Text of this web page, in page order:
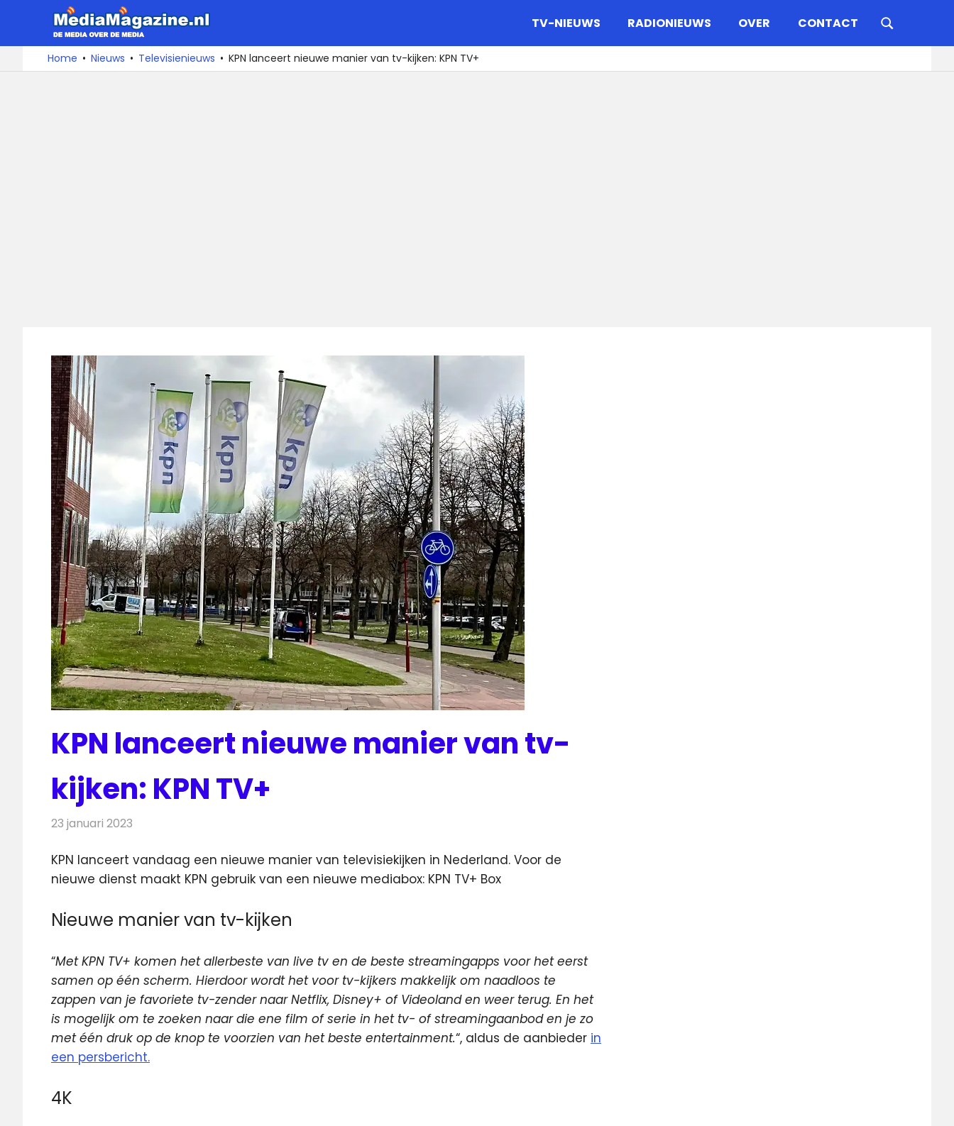
naar
De
media
over
TV-NIEUWS RADIONIEUWS OVER CONTACT
Home Nieuws Televisienieuws KPN lanceert nieuwe manier van tv-kijken: KPN TV+
KPN lanceert nieuwe manier van tv-
kijken: KPN TV+
23 januari 2023
KPN lanceert vandaag een nieuwe manier van televisiekijken in Nederland. Voor de
nieuwe dienst maakt KPN gebruik van een nieuwe mediabox: KPN TV+ Box
Nieuwe manier van tv-kijken
“Met KPN TV+ komen het allerbeste van live tv en de beste streamingapps voor het eerst
samen op één scherm. Hierdoor wordt het voor tv-kijkers makkelijk om naadloos te
zappen van je favoriete tv-zender naar Netflix, Disney+ of Videoland en weer terug. En het
is mogelijk om te zoeken naar die ene film of serie in het tv- of streamingaanbod en je zo
met één druk op de knop te voorzien van het beste entertainment.“, aldus de aanbieder in
een persbericht.
4K